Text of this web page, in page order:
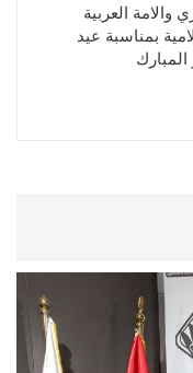
والامة العربية
بمناسبة عيد